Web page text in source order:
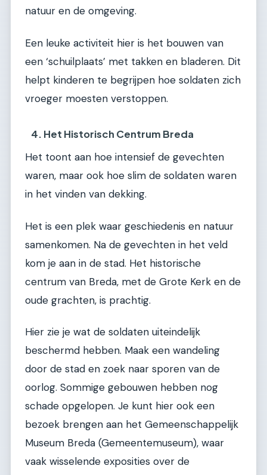
natuur en de omgeving.
Een leuke activiteit hier is het bouwen van
een ‘schuilplaats’ met takken en bladeren. Dit
helpt kinderen te begrijpen hoe soldaten zich
vroeger moesten verstoppen.
4. Het Historisch Centrum Breda
Het toont aan hoe intensief de gevechten
waren, maar ook hoe slim de soldaten waren
in het vinden van dekking.
Het is een plek waar geschiedenis en natuur
samenkomen. Na de gevechten in het veld
kom je aan in de stad. Het historische
centrum van Breda, met de Grote Kerk en de
oude grachten, is prachtig.
Hier zie je wat de soldaten uiteindelijk
beschermd hebben. Maak een wandeling
door de stad en zoek naar sporen van de
oorlog. Sommige gebouwen hebben nog
schade opgelopen. Je kunt hier ook een
bezoek brengen aan het Gemeenschappelijk
Museum Breda (Gemeentemuseum), waar
vaak wisselende exposities over de